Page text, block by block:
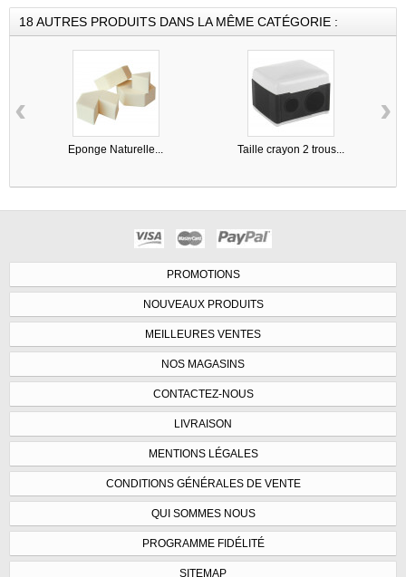
18 AUTRES PRODUITS DANS LA MÊME CATÉGORIE :
Eponge Naturelle... Taille crayon 2 trous...
‹ ›
PROMOTIONS
NOUVEAUX PRODUITS
MEILLEURES VENTES
NOS MAGASINS
CONTACTEZ-NOUS
LIVRAISON
MENTIONS LÉGALES
CONDITIONS GÉNÉRALES DE VENTE
QUI SOMMES NOUS
PROGRAMME FIDÉLITÉ
SITEMAP